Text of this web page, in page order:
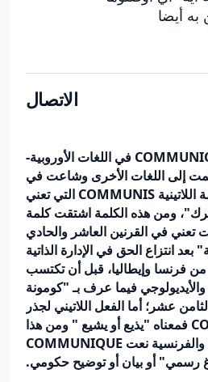
به أيضا
الاتصال
في اللغات الأوروبية-
إلى اللغات الأخرى وشاعت في
اللاتينيةCOMMUNIS التي تعني
ومن هذه الكلمة اشتقت كلمة
تعني في القرنين العاشر والحادي
انتزاع الحق في الإدارة الذاتية
فرنسا وإيطاليا، قبل أن تكتسب
فيما عرف بـ "كومونة
عشر؛ أما الفعل اللاتيني لجذر
فمعناه "يذيع أو يشيع " ومن هذا
والفرنسية نعتCOMMUNIQUE
رسمي" أو بيان أو توضيح حكومي.